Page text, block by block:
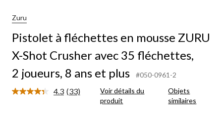
Zuru
Pistolet à fléchettes en mousse ZURU
X-Shot Crusher avec 35 fléchettes,
2 joueurs, 8 ans et plus
#050-0961-2
4.3 Lire
(33)
Voir détails du
produit
Objets
similaires